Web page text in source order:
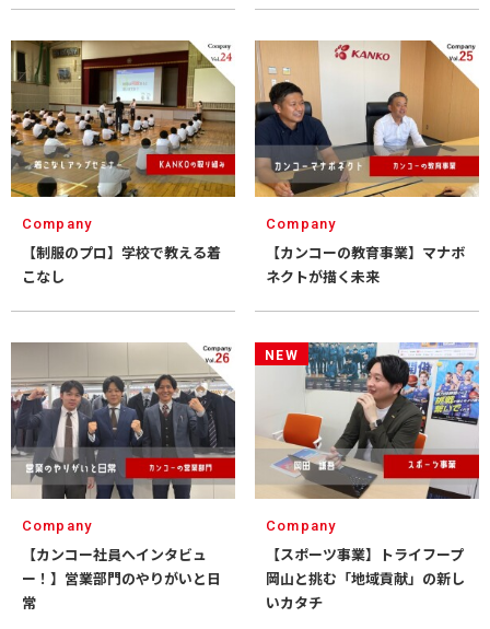
Company
【制服のプロ】学校で教える着
こなし
Company
【カンコーの教育事業】マナボ
ネクトが描く未来
Company
【カンコー社員へインタビュ
ー！】営業部門のやりがいと日
常
NEW
Company
【スポーツ事業】トライフープ
岡山と挑む「地域貢献」の新し
いカタチ